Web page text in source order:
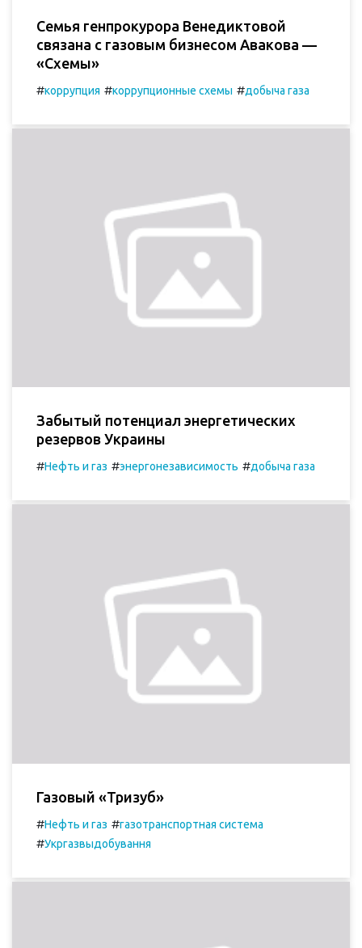
Семья генпрокурора Венедиктовой
связана с газовым бизнесом Авакова —
«Схемы»
#коррупция #коррупционные схемы #добыча газа
Забытый потенциал энергетических
резервов Украины
#Нефть и газ #энергонезависимость #добыча газа
Газовый «Тризуб»
#Нефть и газ #газотранспортная система
#Укргазвыдобування